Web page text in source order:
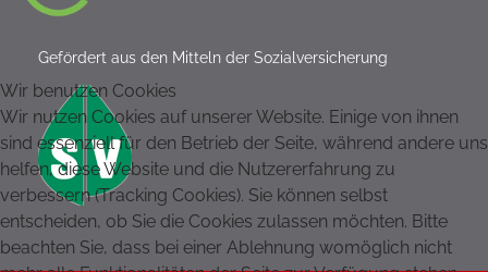
Gefördert aus den Mitteln der Sozialversicherung
Wir benutzen Cookies
Wir nutzen Cookies auf unserer Website. Einige von ihnen
sind essenziell für den Betrieb der Seite, während andere uns
helfen, diese Website und die Nutzererfahrung zu
verbessern (Tracking Cookies). Sie können selbst
entscheiden, ob Sie die Cookies zulassen möchten. Bitte
beachten Sie, dass bei einer Ablehnung womöglich nicht